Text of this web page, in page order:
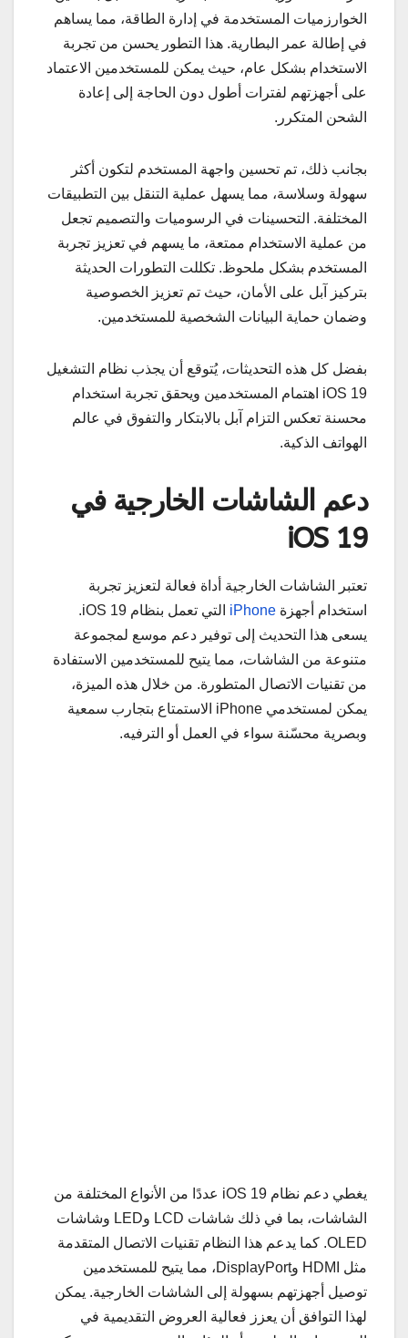
الخوارزميات المستخدمة في إدارة الطاقة، مما يساهم
في إطالة عمر البطارية. هذا التطور يحسن من تجربة
الاستخدام بشكل عام، حيث يمكن للمستخدمين الاعتماد
على أجهزتهم لفترات أطول دون الحاجة إلى إعادة
الشحن المتكرر.
بجانب ذلك، تم تحسين واجهة المستخدم لتكون أكثر
سهولة وسلاسة، مما يسهل عملية التنقل بين التطبيقات
المختلفة. التحسينات في الرسوميات والتصميم تجعل
من عملية الاستخدام ممتعة، ما يسهم في تعزيز تجربة
المستخدم بشكل ملحوظ. تكللت التطورات الحديثة
بتركيز آبل على الأمان، حيث تم تعزيز الخصوصية
وضمان حماية البيانات الشخصية للمستخدمين.
بفضل كل هذه التحديثات، يُتوقع أن يجذب نظام التشغيل
iOS 19 اهتمام المستخدمين ويحقق تجربة استخدام
محسنة تعكس التزام آبل بالابتكار والتفوق في عالم
الهواتف الذكية.
دعم الشاشات الخارجية في
iOS 19
تعتبر الشاشات الخارجية أداة فعالة لتعزيز تجربة
استخدام أجهزة iPhone
التي تعمل بنظام iOS 19.
يسعى هذا التحديث إلى توفير دعم موسع لمجموعة
متنوعة من الشاشات، مما يتيح للمستخدمين الاستفادة
من تقنيات الاتصال المتطورة. من خلال هذه الميزة،
يمكن لمستخدمي iPhone الاستمتاع بتجارب سمعية
وبصرية محسّنة سواء في العمل أو الترفيه.
يغطي دعم نظام iOS 19 عددًا من الأنواع المختلفة من
الشاشات، بما في ذلك شاشات LCD وLED وشاشات
OLED. كما يدعم هذا النظام تقنيات الاتصال المتقدمة
مثل HDMI وDisplayPort، مما يتيح للمستخدمين
توصيل أجهزتهم بسهولة إلى الشاشات الخارجية. يمكن
لهذا التوافق أن يعزز فعالية العروض التقديمية في